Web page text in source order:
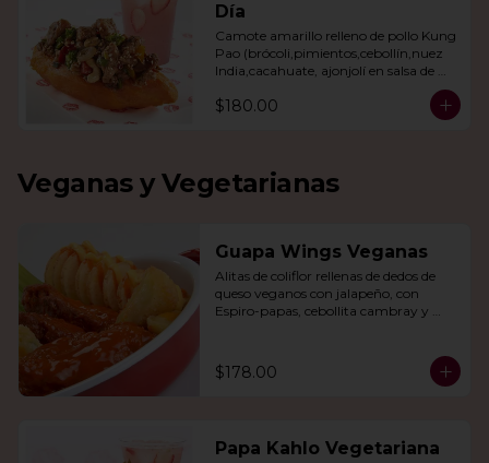
Día
Camote amarillo relleno de pollo Kung
Pao (brócoli,pimientos,cebollín,nuez
India,cacahuate, ajonjolí en salsa de
$180.00
Veganas y Vegetarianas
Guapa Wings Veganas
Alitas de coliflor rellenas de dedos de
queso veganos con jalapeño, con
Espiro-papas, cebollita cambray y
$178.00
Papa Kahlo Vegetariana